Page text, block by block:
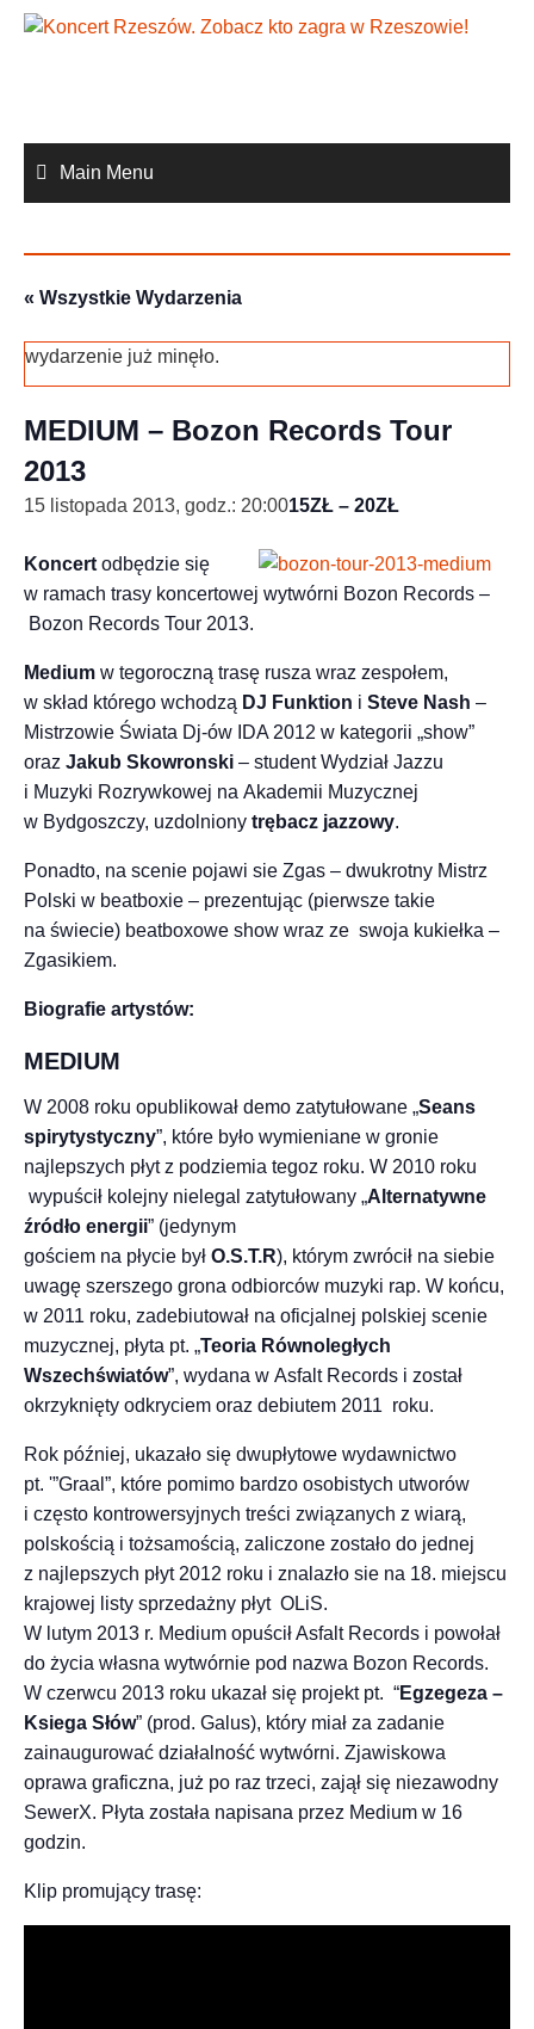
Skip
Main Menu
« Wszystkie Wydarzenia
wydarzenie już minęło.
MEDIUM – Bozon Records Tour
2013
15 listopada 2013, godz.: 20:0015ZŁ – 20ZŁ
Koncert odbędzie się
w ramach trasy koncertowej wytwórni Bozon Records –
Bozon Records Tour 2013.
Medium w tegoroczną trasę rusza wraz zespołem,
w skład którego wchodzą DJ Funktion i Steve Nash –
Mistrzowie Świata Dj-ów IDA 2012 w kategorii „show”
oraz Jakub Skowronski – student Wydział Jazzu
i Muzyki Rozrywkowej na Akademii Muzycznej
w Bydgoszczy, uzdolniony trębacz jazzowy.
Ponadto, na scenie pojawi sie Zgas – dwukrotny Mistrz
Polski w beatboxie – prezentując (pierwsze takie
na świecie) beatboxowe show wraz ze swoja kukiełka –
Zgasikiem.
Biografie artystów:
MEDIUM
W 2008 roku opublikował demo zatytułowane „Seans
spirytystyczny”, które było wymieniane w gronie
najlepszych płyt z podziemia tegoz roku. W 2010 roku
wypuścił kolejny nielegal zatytułowany „Alternatywne
źródło energii” (jedynym
gościem na płycie był O.S.T.R), którym zwrócił na siebie
uwagę szerszego grona odbiorców muzyki rap. W końcu,
w 2011 roku, zadebiutował na oficjalnej polskiej scenie
muzycznej, płyta pt. „Teoria Równoległych
Wszechświatów”, wydana w Asfalt Records i został
okrzyknięty odkryciem oraz debiutem 2011 roku.
Rok później, ukazało się dwupłytowe wydawnictwo
pt. '”Graal”, które pomimo bardzo osobistych utworów
i często kontrowersyjnych treści związanych z wiarą,
polskością i tożsamością, zaliczone zostało do jednej
z najlepszych płyt 2012 roku i znalazło sie na 18. miejscu
krajowej listy sprzedażny płyt OLiS.
W lutym 2013 r. Medium opuścił Asfalt Records i powołał
do życia własna wytwórnie pod nazwa Bozon Records.
W czerwcu 2013 roku ukazał się projekt pt. “Egzegeza –
Ksiega Słów” (prod. Galus), który miał za zadanie
zainaugurować działalność wytwórni. Zjawiskowa
oprawa graficzna, już po raz trzeci, zajął się niezawodny
SewerX. Płyta została napisana przez Medium w 16
godzin.
Klip promujący trasę: